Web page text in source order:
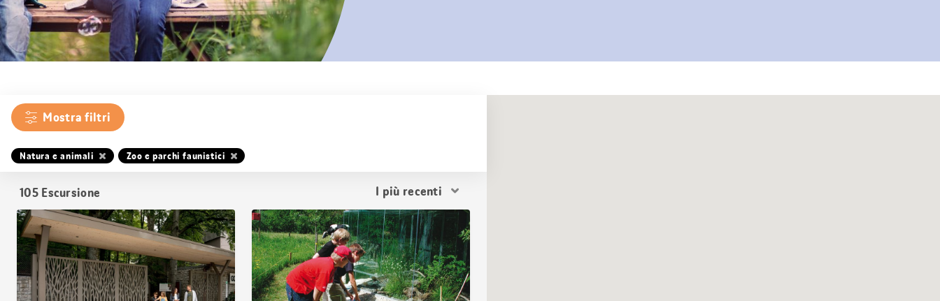
Mostra filtri
Natura e animali Zoo e parchi faunistici
105 Escursione
Ordina
risultati